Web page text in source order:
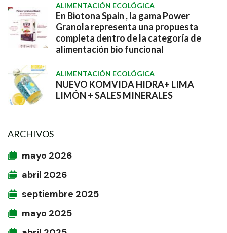
ALIMENTACIÓN ECOLÓGICA
En Biotona Spain , la gama Power
Granola representa una propuesta
completa dentro de la categoría de
alimentación bio funcional
ALIMENTACIÓN ECOLÓGICA
NUEVO KOMVIDA HIDRA+ LIMA
LIMÓN + SALES MINERALES
ARCHIVOS
mayo 2026
abril 2026
septiembre 2025
mayo 2025